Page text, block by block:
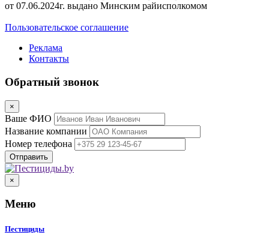
от 07.06.2024г. выдано Минским райисполкомом
Пользовательское соглашение
Реклама
Контакты
Обратный звонок
×
Ваше ФИО
Название компании
Номер телефона
×
Меню
Пестициды